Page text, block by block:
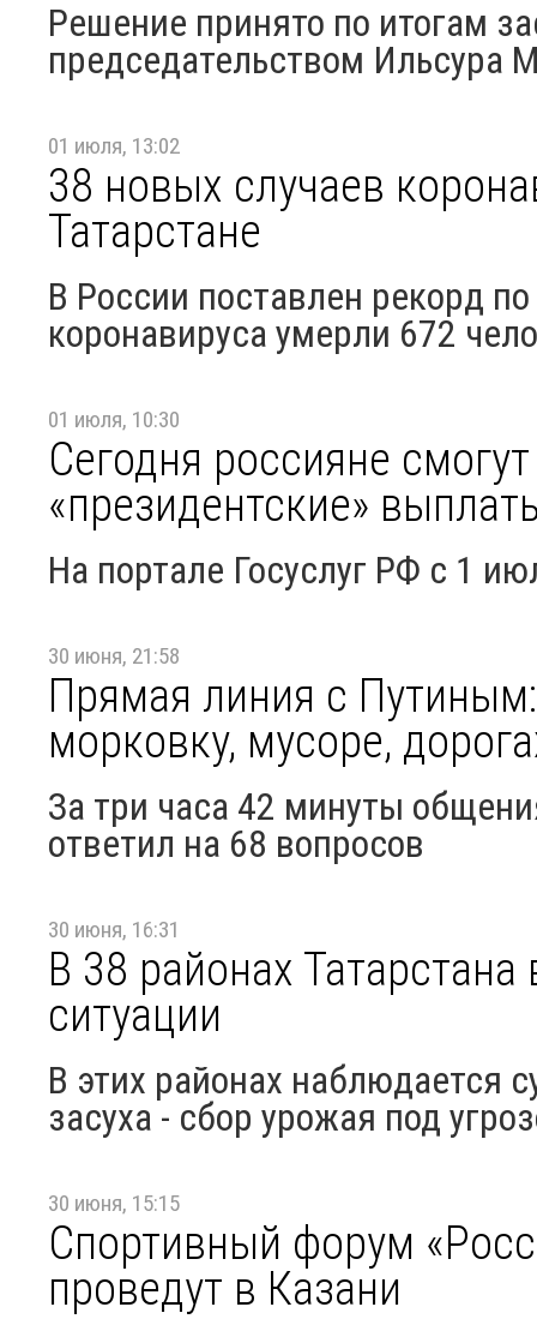
Решение принято по итогам
председательством Ильсура
01 июля, 13:02
38 новых случаев
Татарстане
В России поставлен рекорд
коронавируса умерли 672
01 июля, 10:30
Сегодня россияне
«президентские»
На портале Госуслуг РФ с 1
30 июня, 21:58
Прямая линия с
морковку, мусоре,
За три часа 42 минуты
ответил на 68 вопросов
30 июня, 16:31
В 38 районах
ситуации
В этих районах наблюдается
засуха - сбор урожая под
30 июня, 15:15
Спортивный форум
проведут в Казани